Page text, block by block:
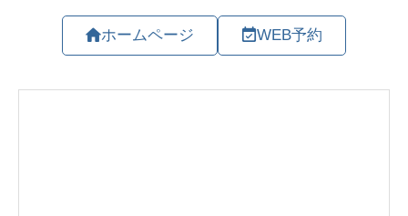
ホームページ WEB予約